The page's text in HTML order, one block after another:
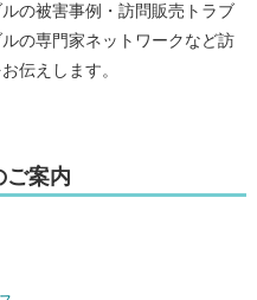
の被害事例・訪問販売トラブ
の専門家ネットワークなど訪
伝えします。
ご案内